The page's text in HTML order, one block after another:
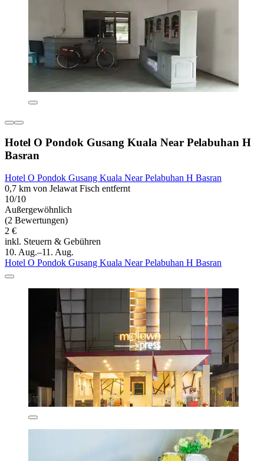
Hotel O Pondok Gusang Kuala Near Pelabuhan H
Basran
Hotel O Pondok Gusang Kuala Near Pelabuhan H Basran
0,7 km von Jelawat Fisch entfernt
10/10
Außergewöhnlich
(2 Bewertungen)
2 €
inkl. Steuern & Gebühren
10. Aug.–11. Aug.
Hotel O Pondok Gusang Kuala Near Pelabuhan H Basran